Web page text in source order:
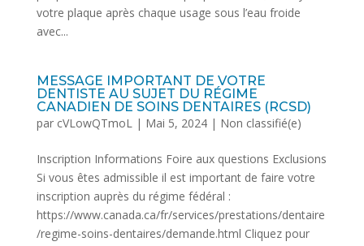
votre plaque après chaque usage sous l’eau froide
avec...
MESSAGE IMPORTANT DE VOTRE
DENTISTE AU SUJET DU RÉGIME
CANADIEN DE SOINS DENTAIRES (RCSD)
par cVLowQTmoL| Mai 5, 2024| Non classifié(e)
Inscription Informations Foire aux questions Exclusions
Si vous êtes admissible il est important de faire votre
inscription auprès du régime fédéral :
https://www.canada.ca/fr/services/prestations/dentaire
/regime-soins-dentaires/demande.html Cliquez pour